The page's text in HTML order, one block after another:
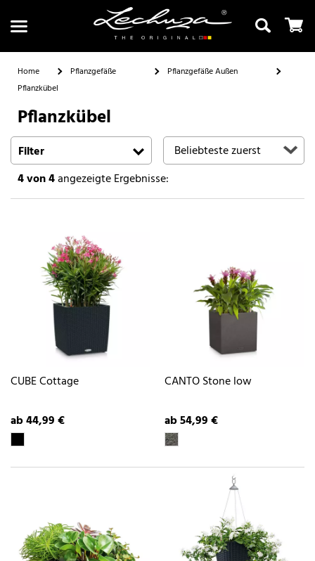
Home Pflanzgefäße
Pflanzgefäße Außen
Pflanzkübel
Pflanzkübel
Filter
4von 4angezeigte Ergebnisse:
CUBE Cottage
ab 44,99 €
CANTO Stone low
ab 54,99 €